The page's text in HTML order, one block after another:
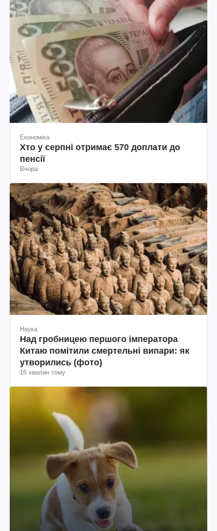
Економіка
Хто у серпні отримає 570 доплати до
пенсії
Вчора
Наука
Над гробницею першого імператора
Китаю помітили смертельні випари: як
утворились (фото)
16 хвилин тому